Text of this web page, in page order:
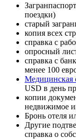
поездки)
старый
копия всех
справка с
опросный
справка с
менее 100
Медицинская
USD в день
копии
недвижимое
Бронь отеля
Другие
справка о